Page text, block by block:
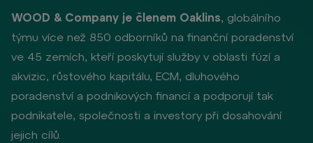
WOOD & Company je členem Oaklins, globálního
týmu více než 850 odborníků na finanční poradenství
ve 45 zemích, kteří poskytují služby v oblasti fúzí a
akvizic, růstového kapitálu, ECM, dluhového
poradenství a podnikových financí a podporují tak
podnikatele, společnosti a investory při dosahování
jejich cílů.